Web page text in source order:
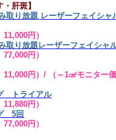
・肝斑】
取り放題 レーザーフェイシャ
円）
取り放題レーザーフェイシャ
円）
円）/ （～1㎠モニター価
トライアル
円）
5回
円）